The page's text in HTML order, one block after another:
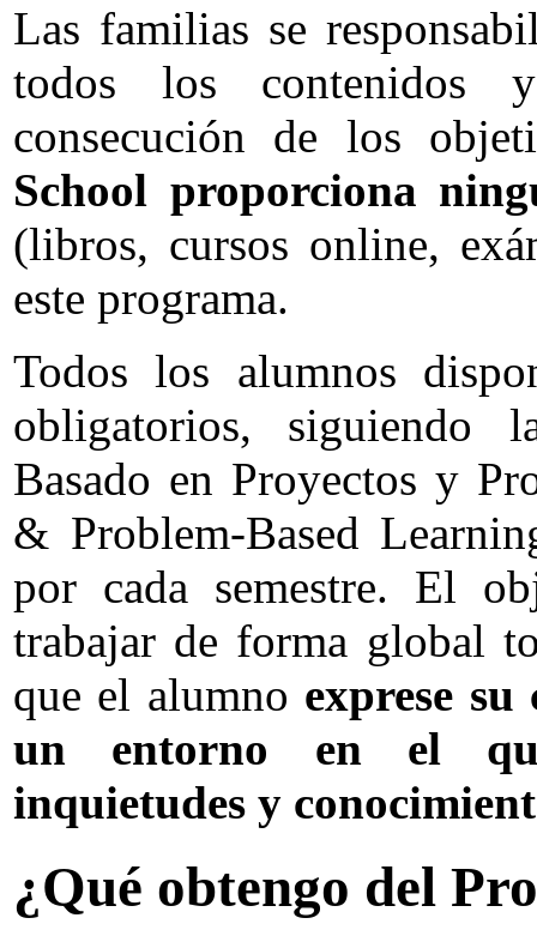
Las familias se
todos los contenidos
consecución de los
School proporciona
(libros, cursos online,
este programa.
Todos los alumnos
obligatorios, siguiendo
Basado en Proyectos y
& Problem-Based
por cada semestre. El
trabajar de forma global
que el alumno exprese
un entorno en el
inquietudes y
¿Qué obtengo del